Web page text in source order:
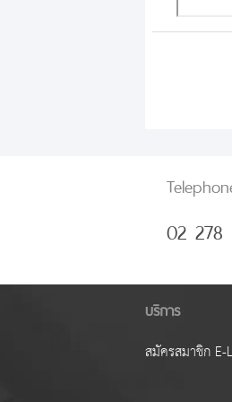
02
บริการ
สมัครสมาชิก